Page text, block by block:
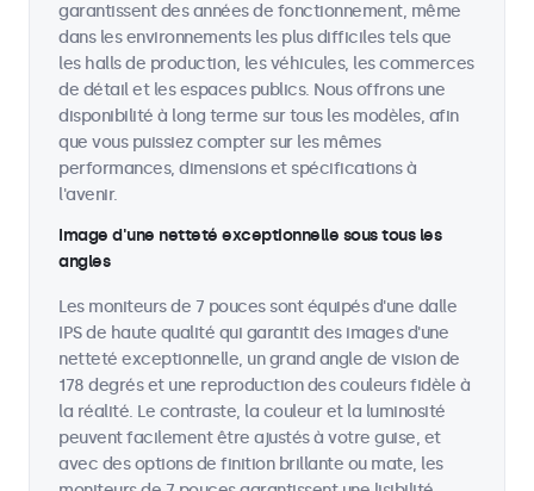
garantissent des années de fonctionnement, même
dans les environnements les plus difficiles tels que
les halls de production, les véhicules, les commerces
de détail et les espaces publics. Nous offrons une
disponibilité à long terme sur tous les modèles, afin
que vous puissiez compter sur les mêmes
performances, dimensions et spécifications à
l'avenir.
Image d'une netteté exceptionnelle sous tous les
angles
Les moniteurs de 7 pouces sont équipés d'une dalle
IPS de haute qualité qui garantit des images d'une
netteté exceptionnelle, un grand angle de vision de
178 degrés et une reproduction des couleurs fidèle à
la réalité. Le contraste, la couleur et la luminosité
peuvent facilement être ajustés à votre guise, et
avec des options de finition brillante ou mate, les